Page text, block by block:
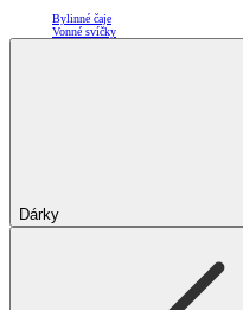
Bylinné čaje
Vonné svíčky
Dárky